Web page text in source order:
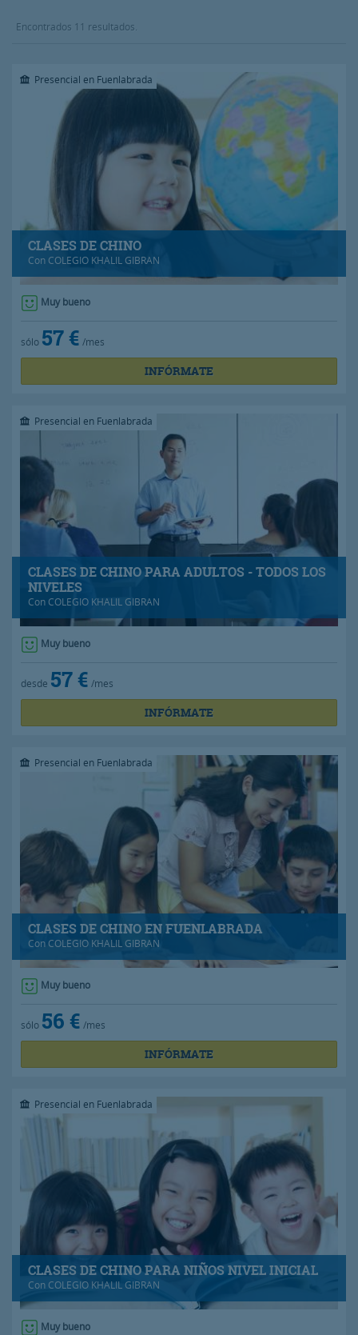
Encontrados 11 resultados.
CLASES DE CHINO
Con COLEGIO KHALIL GIBRAN
Presencial en Fuenlabrada
Muy bueno
sólo 57 € /mes
INFÓRMATE
CLASES DE CHINO PARA ADULTOS - TODOS LOS
NIVELES
Con COLEGIO KHALIL GIBRAN
Presencial en Fuenlabrada
Muy bueno
desde 57 € /mes
INFÓRMATE
CLASES DE CHINO EN FUENLABRADA
Con COLEGIO KHALIL GIBRAN
Presencial en Fuenlabrada
Muy bueno
sólo 56 € /mes
INFÓRMATE
CLASES DE CHINO PARA NIÑOS NIVEL INICIAL
Con COLEGIO KHALIL GIBRAN
Presencial en Fuenlabrada
Muy bueno